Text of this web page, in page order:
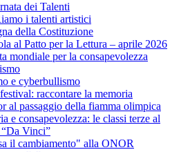
dei Talenti
i talenti artistici
della Costituzione
al Patto per la Lettura – aprile 2026
mondiale per la consapevolezza
e cyberbullismo
raccontare la memoria
al passaggio della fiamma olimpica
e consapevolezza: le classi terze al
Vinci”
il cambiamento" alla ONOR